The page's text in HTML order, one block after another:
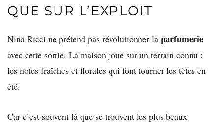
QUE SUR L’EXPLOIT
Nina Ricci ne prétend pas révolutionner la parfumerie
avec cette sortie. La maison joue sur un terrain connu :
les notes fraîches et florales qui font tourner les têtes en
été.
Car c’est souvent là que se trouvent les plus beaux